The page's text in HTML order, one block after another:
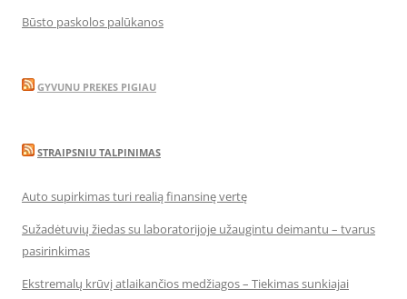
Būsto paskolos palūkanos
GYVUNU PREKES PIGIAU
STRAIPSNIU TALPINIMAS
Auto supirkimas turi realią finansinę vertę
Sužadėtuvių žiedas su laboratorijoje užaugintu deimantu – tvarus
pasirinkimas
Ekstremalų krūvį atlaikančios medžiagos – Tiekimas sunkiajai